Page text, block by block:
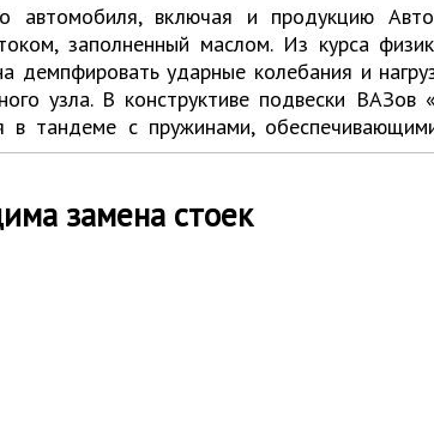
автомобиля, включая и продукцию
заполненный маслом. Из курса
ударные колебания и
узла. В конструктиве подвески ВАЗов
в тандеме с пружинами,
замена стоек